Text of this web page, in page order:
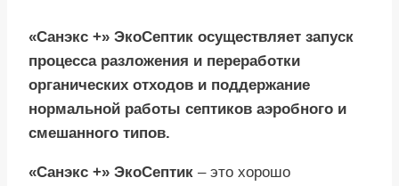
«Санэкс +» ЭкоСептик осуществляет запуск
процесса разложения и переработки
органических отходов и поддержание
нормальной работы септиков аэробного и
смешанного типов.
«Санэкс +» ЭкоСептик – это хорошо